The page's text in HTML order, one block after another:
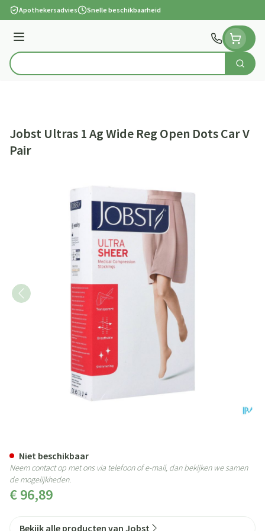
Ga naar de inhoud
Apothekersadvies Snelle beschikbaarheid
Menu
Product, merk, categorie... Zoek
Jobst Ultras 1 Ag Wide Reg Open Dots Car V
Pair
€ 96,89
Niet beschikbaar
Neem contact op met ons via telefoon of e-mail, dan bekijken we samen
de mogelijkheden.
Bekijk alle producten van Jobst